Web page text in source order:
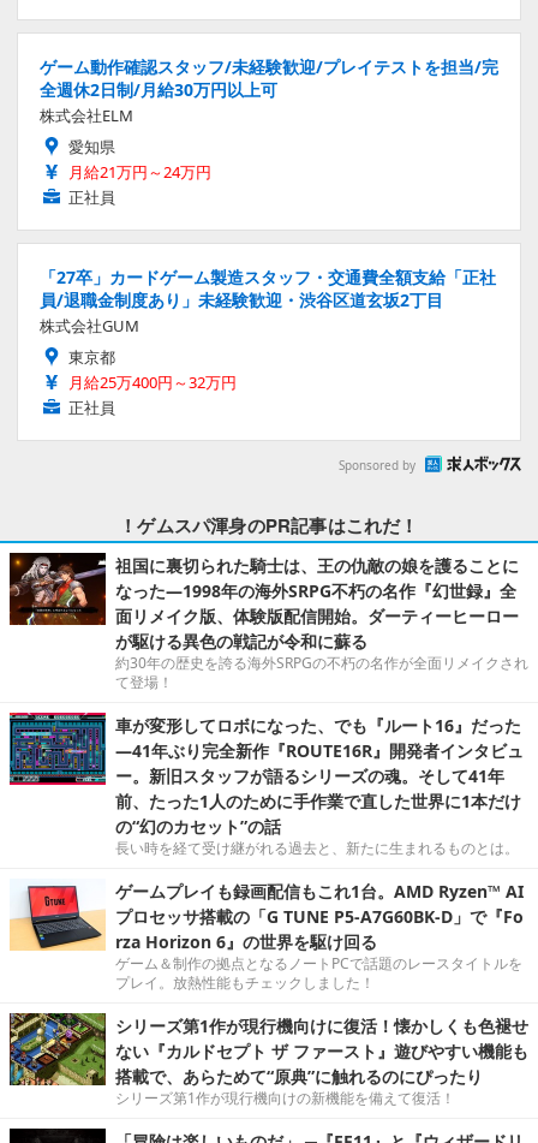
ゲーム動作確認スタッフ/未経験歓迎/プレイテストを担当/完
全週休2日制/月給30万円以上可
株式会社ELM
愛知県
月給21万円～24万円
正社員
「27卒」カードゲーム製造スタッフ・交通費全額支給「正社
員/退職金制度あり」未経験歓迎・渋谷区道玄坂2丁目
株式会社GUM
東京都
月給25万400円～32万円
正社員
Sponsored by
！ゲムスパ渾身のPR記事はこれだ！
祖国に裏切られた騎士は、王の仇敵の娘を護ることに
なった―1998年の海外SRPG不朽の名作『幻世録』全
面リメイク版、体験版配信開始。ダーティーヒーロー
が駆ける異色の戦記が令和に蘇る
約30年の歴史を誇る海外SRPGの不朽の名作が全面リメイクされ
て登場！
車が変形してロボになった、でも『ルート16』だった
―41年ぶり完全新作『ROUTE16R』開発者インタビュ
ー。新旧スタッフが語るシリーズの魂。そして41年
前、たった1人のために手作業で直した世界に1本だけ
の“幻のカセット”の話
長い時を経て受け継がれる過去と、新たに生まれるものとは。
ゲームプレイも録画配信もこれ1台。AMD Ryzen™ AI
プロセッサ搭載の「G TUNE P5-A7G60BK-D」で『Fo
rza Horizon 6』の世界を駆け回る
ゲーム＆制作の拠点となるノートPCで話題のレースタイトルを
プレイ。放熱性能もチェックしました！
シリーズ第1作が現行機向けに復活！懐かしくも色褪せ
ない『カルドセプト ザ ファースト』遊びやすい機能も
搭載で、あらためて“原典”に触れるのにぴったり
シリーズ第1作が現行機向けの新機能を備えて復活！